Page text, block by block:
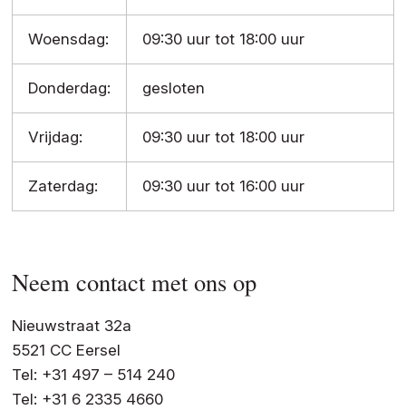
Woensdag: 09:30 uur tot 18:00 uur
Donderdag: gesloten
Vrijdag: 09:30 uur tot 18:00 uur
Zaterdag: 09:30 uur tot 16:00 uur
Neem contact met ons op
Nieuwstraat 32a
5521 CC Eersel
Tel: +31 497 – 514 240
Tel: +31 6 2335 4660